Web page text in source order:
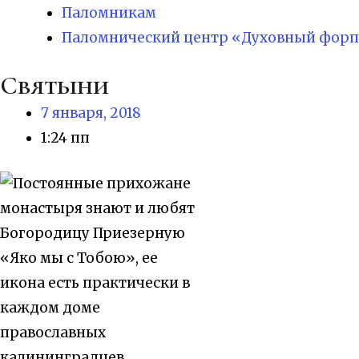
Паломникам
Паломнический центр «Духовный
Святыни
7 января, 2018
1:24 пп